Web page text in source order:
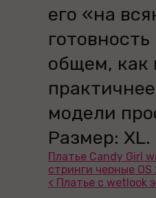
его «на
общем, как
модели
Размер:
Платье Candy Girl
стринги черные OS
< Платье c wetlook